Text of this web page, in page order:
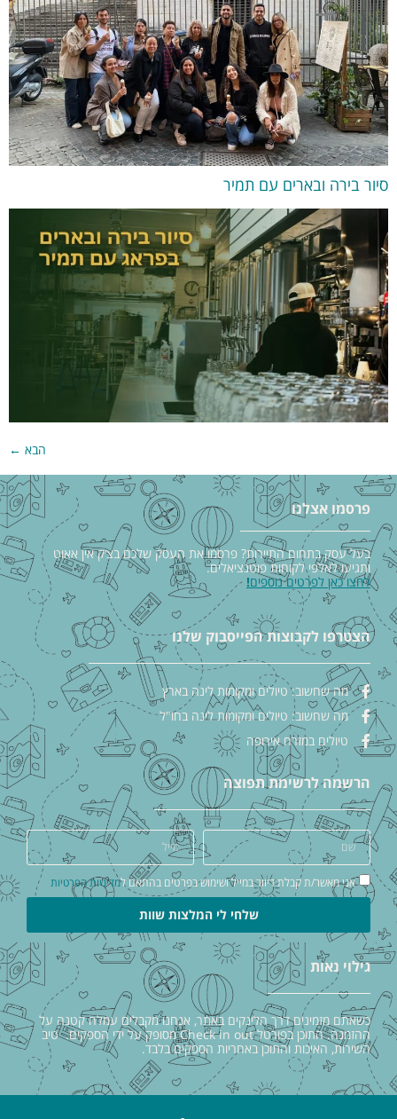
סיור בירה ובארים עם תמיר
הבא ←
פרסמו אצלנו
בעל עסק בתחום התיירות? פרסמו את העסק שלכם בצ׳ק אין אאוט
ותגיעו לאלפי לקוחות פוטנציאלים.
לחצו כאן לפרטים נוספים!
הצטרפו לקבוצות הפייסבוק שלנו
מה שחשוב: טיולים ומקומות לינה בארץ
מה שחשוב: טיולים ומקומות לינה בחו"ל
טיולים במזרח אירופה
הרשמה לרשימת תפוצה
אני מאשר/ת קבלת דיוור במייל ושימוש בפרטים בהתאם למדיניות הפרטיות
שלחי לי המלצות שוות
גילוי נאות
כשאתם מזמינים דרך הלינקים באתר, אנחנו מקבלים עמלה קטנה על
ההזמנה. התוכן בפורטל Check in out מסופק על ידי הספקים. טיב
השירות, האיכות והתוכן באחריות הספקים בלבד.